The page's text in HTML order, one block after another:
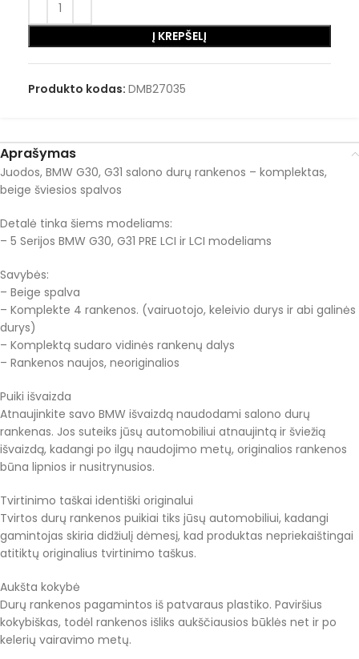
Į KREPŠELĮ
Produkto kodas: DMB27035
Aprašymas
Juodos, BMW G30, G31 salono durų rankenos – komplektas,
beige šviesios spalvos
Detalė tinka šiems modeliams:
– 5 Serijos BMW G30, G31 PRE LCI ir LCI modeliams
Savybės:
– Beige spalva
– Komplekte 4 rankenos. (vairuotojo, keleivio durys ir abi galinės
durys)
– Komplektą sudaro vidinės rankenų dalys
– Rankenos naujos, neoriginalios
Puiki išvaizda
Atnaujinkite savo BMW išvaizdą naudodami salono durų
rankenas. Jos suteiks jūsų automobiliui atnaujintą ir šviežią
išvaizdą, kadangi po ilgų naudojimo metų, originalios rankenos
būna lipnios ir nusitrynusios.
Tvirtinimo taškai identiški originalui
Tvirtos durų rankenos puikiai tiks jūsų automobiliui, kadangi
gamintojas skiria didžiulį dėmesį, kad produktas nepriekaištingai
atitiktų originalius tvirtinimo taškus.
Aukšta kokybė
Durų rankenos pagamintos iš patvaraus plastiko. Paviršius
kokybiškas, todėl rankenos išliks aukščiausios būklės net ir po
kelerių vairavimo metų.